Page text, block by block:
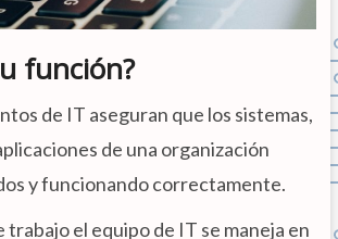
función?
de IT aseguran que los sistemas,
de una organización
y funcionando correctamente.
trabajo el equipo de IT se maneja en